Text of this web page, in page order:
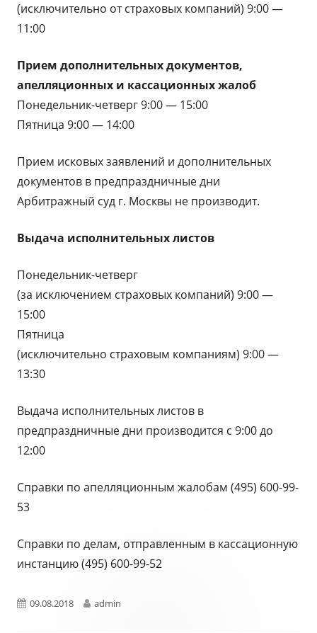
(исключительно от страховых компаний) 9:00 —
11:00
Прием дополнительных документов,
апелляционных и кассационных жалоб
Понедельник-четверг 9:00 — 15:00
Пятница 9:00 — 14:00
Прием исковых заявлений и дополнительных
документов в предпраздничные дни
Арбитражный суд г. Москвы не производит.
Выдача исполнительных листов
Понедельник-четверг
(за исключением страховых компаний) 9:00 —
15:00
Пятница
(исключительно страховым компаниям) 9:00 —
13:30
Выдача исполнительных листов в
предпраздничные дни производится с 9:00 до
12:00
Справки по апелляционным жалобам (495) 600-99-
53
Справки по делам, отправленным в кассационную
инстанцию (495) 600-99-52
Опубликовано
09.08.2018 Автор
admin